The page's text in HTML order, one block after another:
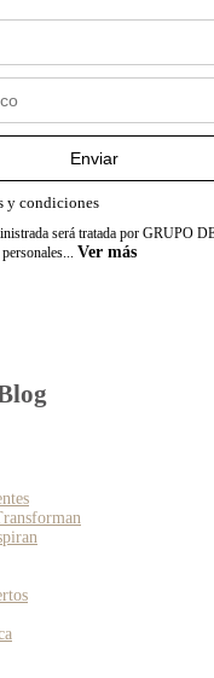
Enviar
y condiciones
será tratada por GRUPO
Ver más